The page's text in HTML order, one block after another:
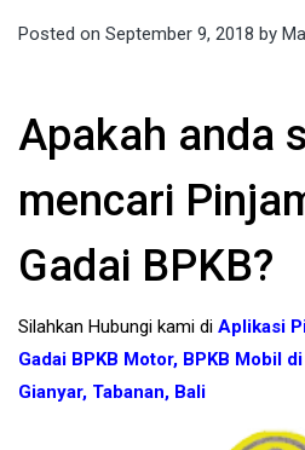
Posted on September 9, 2018 by
Apakah anda
mencari
Gadai BPKB?
Silahkan Hubungi kami di Aplikasi
Gadai BPKB Motor, BPKB Mobil
Gianyar, Tabanan, Bali